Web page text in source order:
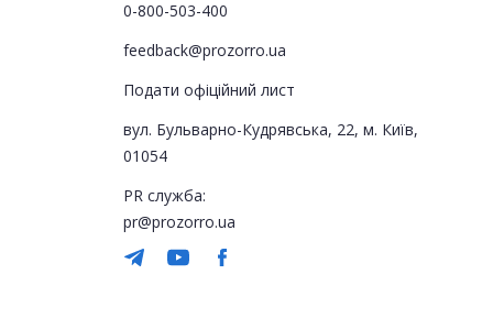
0-800-503-400
feedback@prozorro.ua
Подати офіційний лист
вул. Бульварно-Кудрявська, 22, м. Київ,
01054
PR служба:
pr@prozorro.ua